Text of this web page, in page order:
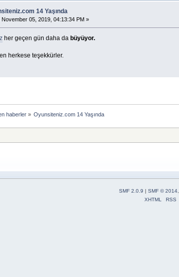
14 Yaşında
November 05, 2019, 04:13:34 PM »
her geçen gün daha da büyüyor.
herkese teşekkürler.
haberler » Oyunsiteniz.com 14 Yaşında
SMF 2.0.9 SMF © 2014,
XHTML
RSS